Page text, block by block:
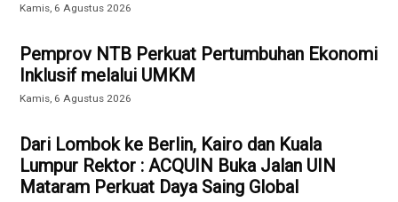
Kamis, 6 Agustus 2026
Pemprov NTB Perkuat Pertumbuhan Ekonomi
Inklusif melalui UMKM
Kamis, 6 Agustus 2026
Dari Lombok ke Berlin, Kairo dan Kuala
Lumpur Rektor : ACQUIN Buka Jalan UIN
Mataram Perkuat Daya Saing Global